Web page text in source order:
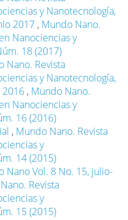
y Nanotecnología,
2017 , Mundo Nano.
Nanociencias y
18 (2017)
Nano. Revista
y Nanotecnología,
2016 , Mundo Nano.
Nanociencias y
16 (2016)
, Mundo Nano. Revista
y
14 (2015)
Nano Vol. 8 No. 15, julio-
Revista
y
15 (2015)